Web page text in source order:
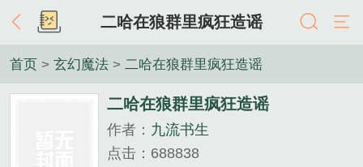
二哈在狼群里疯狂造谣
首页 > 玄幻魔法 > 二哈在狼群里疯狂造谣
二哈在狼群里疯狂造谣
作者： 九流书生
点击：688838